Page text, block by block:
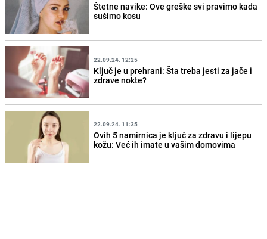
Štetne navike: Ove greške svi pravimo kada
sušimo kosu
22.09.24. 12:25
Ključ je u prehrani: Šta treba jesti za jače i
zdrave nokte?
22.09.24. 11:35
Ovih 5 namirnica je ključ za zdravu i lijepu
kožu: Već ih imate u vašim domovima